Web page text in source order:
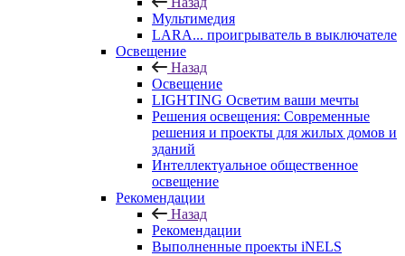
Мультимедия
LARA... проигрыватель в выключателе
Освещение
Назад
Освещение
LIGHTING Осветим ваши мечты
Решения освещения: Современные
решения и проекты для жилых домов и
зданий
Интеллектуальное общественное
освещение
Рекомендации
Назад
Рекомендации
Выполненные проекты iNELS